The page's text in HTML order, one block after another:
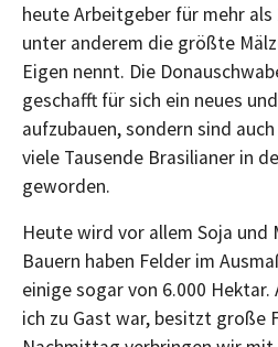
heute Arbeitgeber für mehr als
unter anderem die größte
Eigen nennt. Die
geschafft für sich ein neues
aufzubauen, sondern sind
viele Tausende Brasilianer in
geworden.
Heute wird vor allem Soja und
Bauern haben Felder im
einige sogar von 6.000 Hektar.
ich zu Gast war, besitzt große